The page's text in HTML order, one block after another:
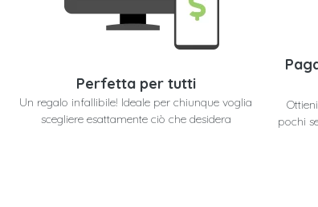
Perfetta per tutti
Un regalo infallibile! Ideale per chiunque voglia
scegliere esattamente ciò che desidera
pochi